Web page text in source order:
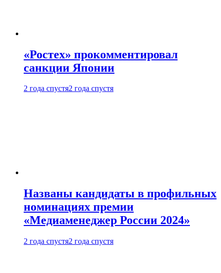
«Ростех» прокомментировал
санкции Японии
2 года спустя2 года спустя
Названы кандидаты в профильных
номинациях премии
«Медиаменеджер России 2024»
2 года спустя2 года спустя